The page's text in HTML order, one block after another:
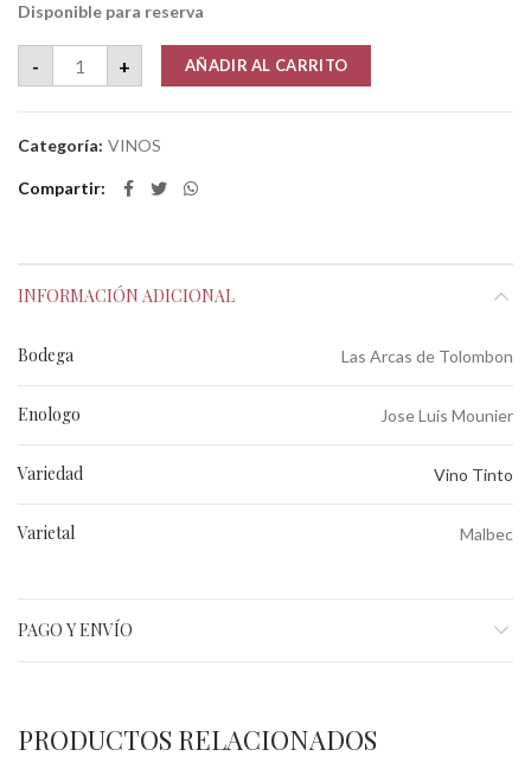
original
era:
$18,500.00.
es:
$12,000.00.
Disponible para reserva
-
LAS ARCAS DE TOLOMBON • SIETE VACAS • MALBEC
+ AÑADIR AL CARRITO
Categoría: VINOS
Compartir
INFORMACIÓN ADICIONAL
Bodega Las Arcas de Tolombon
Enologo Jose Luis Mounier
Variedad Vino Tinto
Varietal Malbec
PAGO Y ENVÍO
PRODUCTOS RELACIONADOS